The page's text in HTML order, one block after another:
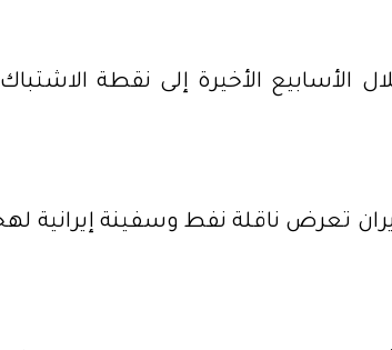
الأخيرة إلى نقطة الاشتباك
تعرض ناقلة نفط وسفينة إيرانية